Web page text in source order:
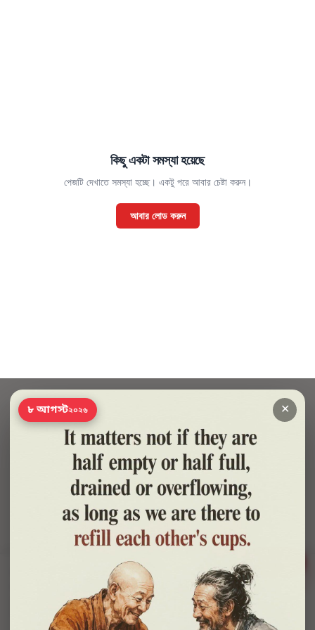
🍪 সাইটটি চালু রাখতে কিছু প্রয়োজনীয় কুকি ব্যবহার হয়। আপনি রাজি থাকলে আমরা বিজ্ঞাপন ও
পরিসংখ্যানের কুকিও ব্যবহার করব, যাতে বুঝতে পারি কোন বই আপনাদের কাজে লাগছে।
শুধু প্রয়োজনীয় সব ঠিক আছে
কিছু একটা সমস্যা হয়েছে
পেজটি দেখাতে সমস্যা হচ্ছে। একটু পরে আবার চেষ্টা করুন।
আবার লোড করুন
✕
৮ আগস্ট২০২৬